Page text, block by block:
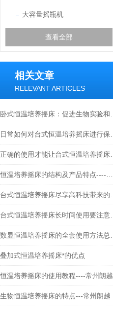
大容量摇瓶机
查看全部
相关文章
RELEVANT ARTICLES
叠加式恒温培养摇床*的优点
恒温培养摇床的使用教程----常州朗越
生物恒温培养摇床的特点---常州朗越